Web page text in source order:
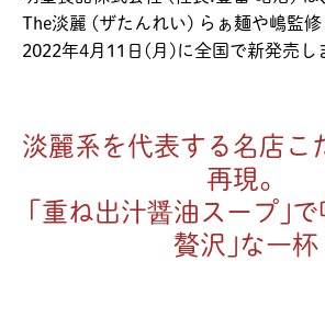
The淡麗 (ザたんれい) らぁ麺や嶋監修
2022年4月11日(月)に全国で新発売し
淡麗系を代表する名店こ
再現。
｢重ね出汁醤油スープ｣
贅沢｣な一杯